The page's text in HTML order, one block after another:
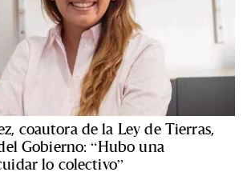
coautora de la Ley de Tierras,
Gobierno: “Hubo una
lo colectivo”